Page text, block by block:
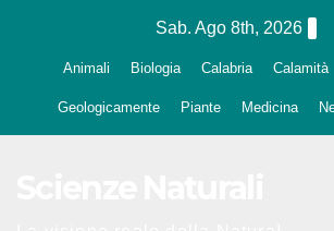
Sab. Ago 8th, 2026
Animali Biologia Calabria Calamità
Geologicamente Piante Medicina